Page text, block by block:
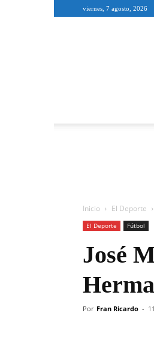
viernes, 7 agosto, 2026
Inicio El Deporte
El Deporte Fútbol
José
Por Fran Ricardo -